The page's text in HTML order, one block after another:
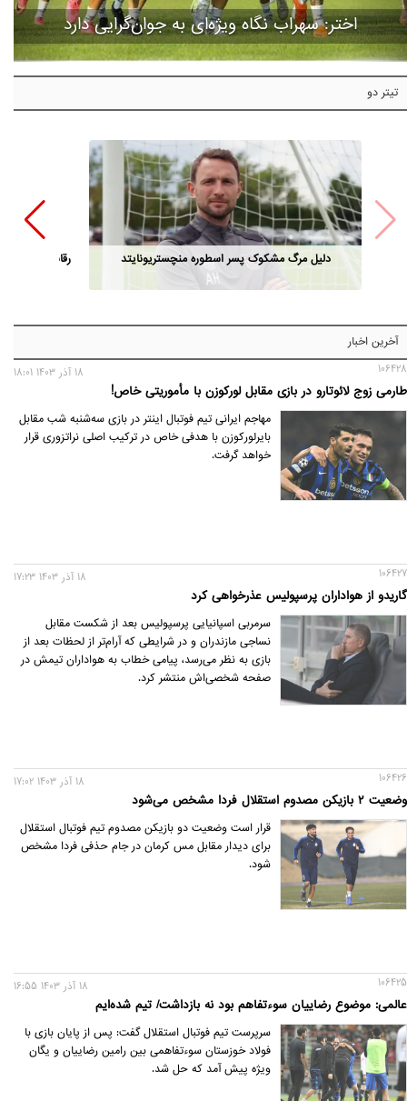
اختر: سهراب نگاه ویژه‌ای به جوان‌گرایی دارد
تیتر دو
دلیل مرگ مشکوک پسر اسطوره منچستریونایتد رقابت مدیران
آخرین اخبار
106428
طارمی زوج لائوتارو در بازی مقابل لورکوزن با مأموریتی خاص!
18 آذر 1403 18:01
مهاجم ایرانی تیم فوتبال اینتر در بازی سه‌شنبه شب مقابل
بایرلورکوزن با هدفی خاص در ترکیب اصلی نراتزوری قرار
خواهد گرفت.
106427
گاریدو از هواداران پرسپولیس عذرخواهی کرد
18 آذر 1403 17:23
سرمربی اسپانیایی پرسپولیس بعد از شکست مقابل
نساجی مازندران و در شرایطی که آرام‌تر از لحظات بعد از
بازی به نظر می‌رسد، پیامی خطاب به هواداران تیمش در
صفحه شخصی‌اش منتشر کرد.
106426
وضعیت ۲ بازیکن مصدوم استقلال فردا مشخص می‌شود
18 آذر 1403 17:02
قرار است وضعیت دو بازیکن مصدوم تیم فوتبال استقلال
برای دیدار مقابل مس کرمان در جام حذفی فردا مشخص
شود.
106425
عالمی: موضوع رضاییان سوءتفاهم بود نه بازداشت/ تیم شده‌ایم
18 آذر 1403 16:55
سرپرست تیم فوتبال استقلال گفت: پس از پایان بازی با
فولاد خوزستان سوءتفاهمی بین رامین رضاییان و یگان
ویژه پیش آمد که حل شد.